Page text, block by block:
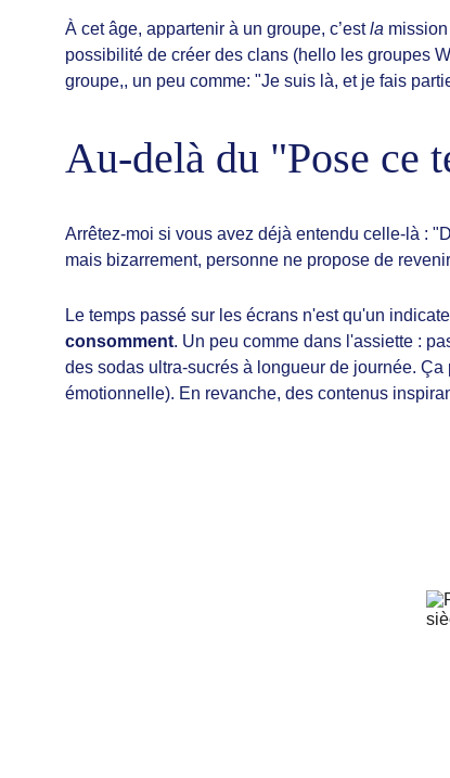
À cet âge, appartenir à un groupe, c’est la
possibilité de créer des clans (hello les groupes
groupe,, un peu comme: "Je suis là, et je fais
Au-delà du "Pose ce
Arrêtez-moi si vous avez déjà entendu celle-là :
mais bizarrement, personne ne propose de
Le temps passé sur les écrans n'est qu'un
consomment. Un peu comme dans l'assiette :
des sodas ultra-sucrés à longueur de journée.
émotionnelle). En revanche, des contenus